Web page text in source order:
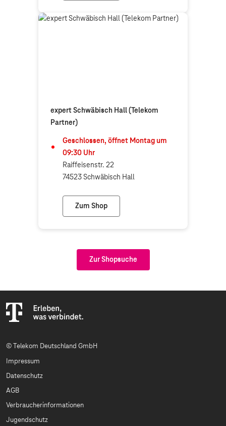
expert Schwäbisch Hall (Telekom
Partner)
Geschlossen, öffnet Montag um
09:30 Uhr
Raiffeisenstr. 22
74523 Schwäbisch Hall
Zum Shop
expert Schwäbisch Hall (Telekom
Zur Shopsuche
© Telekom Deutschland GmbH
Impressum
Datenschutz
AGB
Verbraucherinformationen
Jugendschutz